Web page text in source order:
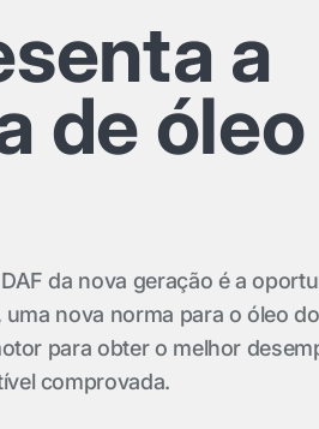
a
de óleo
da nova geração é a
nova norma para o óleo
para obter o melhor
comprovada.